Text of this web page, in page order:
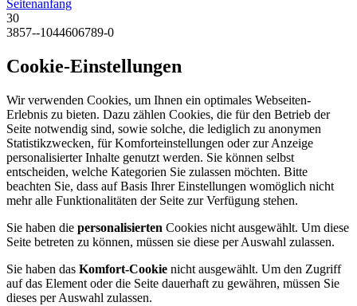
Seitenanfang
30
3857--1044606789-0
Cookie-Einstellungen
Wir verwenden Cookies, um Ihnen ein optimales Webseiten-
Erlebnis zu bieten. Dazu zählen Cookies, die für den Betrieb der
Seite notwendig sind, sowie solche, die lediglich zu anonymen
Statistikzwecken, für Komforteinstellungen oder zur Anzeige
personalisierter Inhalte genutzt werden. Sie können selbst
entscheiden, welche Kategorien Sie zulassen möchten. Bitte
beachten Sie, dass auf Basis Ihrer Einstellungen womöglich nicht
mehr alle Funktionalitäten der Seite zur Verfügung stehen.
Sie haben die personalisierten Cookies nicht ausgewählt. Um diese
Seite betreten zu können, müssen sie diese per Auswahl zulassen.
Sie haben das Komfort-Cookie nicht ausgewählt. Um den Zugriff
auf das Element oder die Seite dauerhaft zu gewähren, müssen Sie
dieses per Auswahl zulassen.